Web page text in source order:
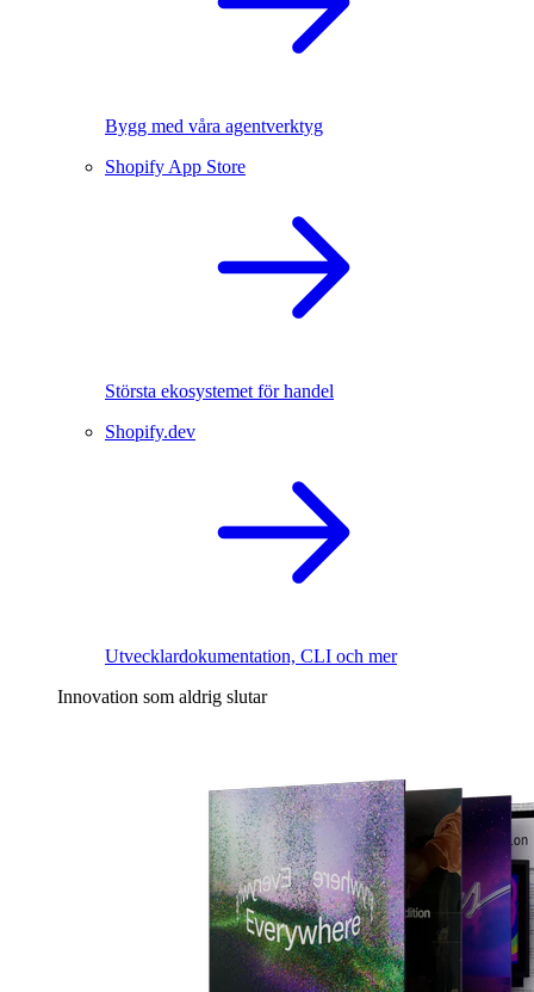
Bygg med våra agentverktyg
Shopify App Store
Största ekosystemet för handel
Shopify.dev
Utvecklardokumentation, CLI och mer
Innovation som aldrig slutar